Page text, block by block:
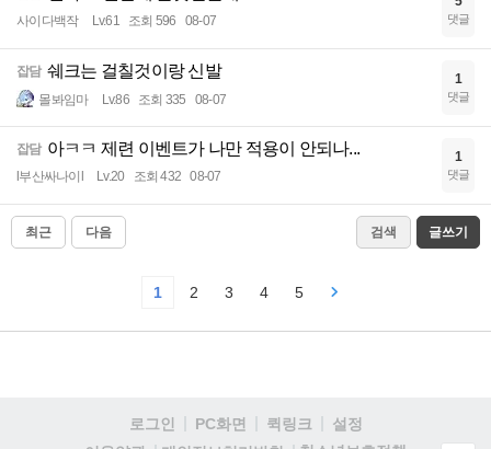
사이다백작 Lv.61 조회 596 08-07 댓글
잡담 쉐크는 걸칠것이랑 신발
몰봐임마 Lv.86 조회 335 08-07
1
댓글
잡담 아ㅋㅋ 제련 이벤트가 나만 적용이 안되나...
l부산싸나이l Lv.20 조회 432 08-07
1
댓글
최근 다음 검색 글쓰기
1 2 3 4 5
로그인 PC화면 퀵링크
설정